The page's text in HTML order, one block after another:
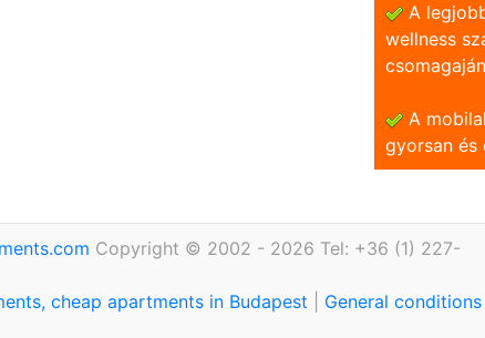
A
wellness
A
gyorsan és
Copyright © 2002 - 2026 Tel: +36 (1) 227-
cheap apartments in Budapest
General conditions